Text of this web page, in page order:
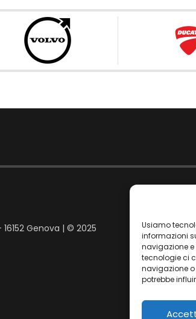
Usiamo
informazioni
navigazione e
tecnologie ci
navigazione o
potrebbe
16152 Genova | © 2025